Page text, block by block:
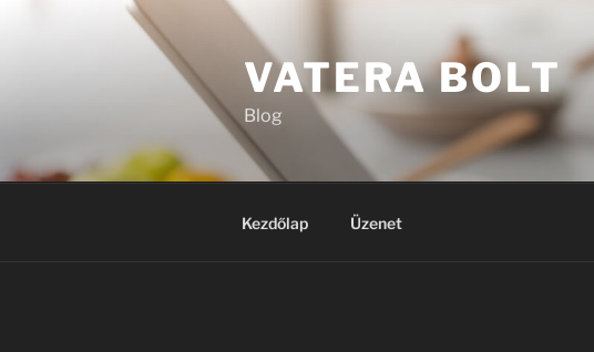
VATERA BOLT
Blog
Kezdőlap Üzenet